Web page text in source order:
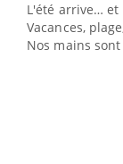
L'été arrive… et
Vacances,
Nos mains sont